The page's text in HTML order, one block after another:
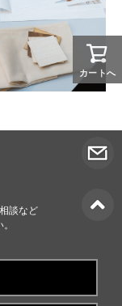
カートへ
談など